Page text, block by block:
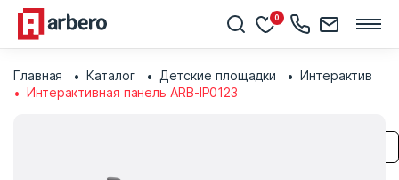
0
Главная Каталог Детские площадки
Интерактив
Интерактивная панель ARB-IP0123